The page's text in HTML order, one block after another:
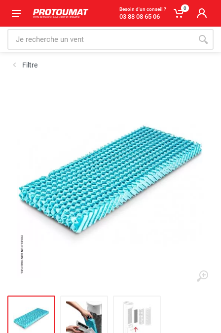
Besoin d'un conseil ?
03 88 08 65 06
0
Filtre